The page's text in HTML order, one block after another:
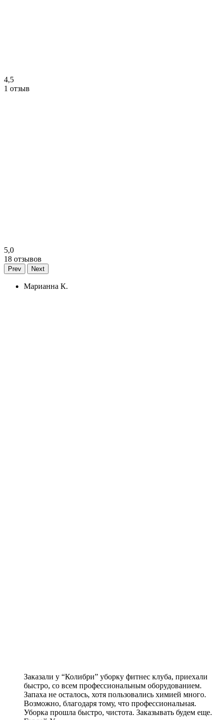
4,5
1 отзыв
5,0
18 отзывов
Prev Next
Марианна К.
Заказали у “Колибри” уборку фитнес клуба, приехали
быстро, со всем профессиональным оборудованием.
Запаха не осталось, хотя пользовались химией много.
Возможно, благодаря тому, что профессиональная.
Уборка прошла быстро, чистота. Заказывать будем еще.